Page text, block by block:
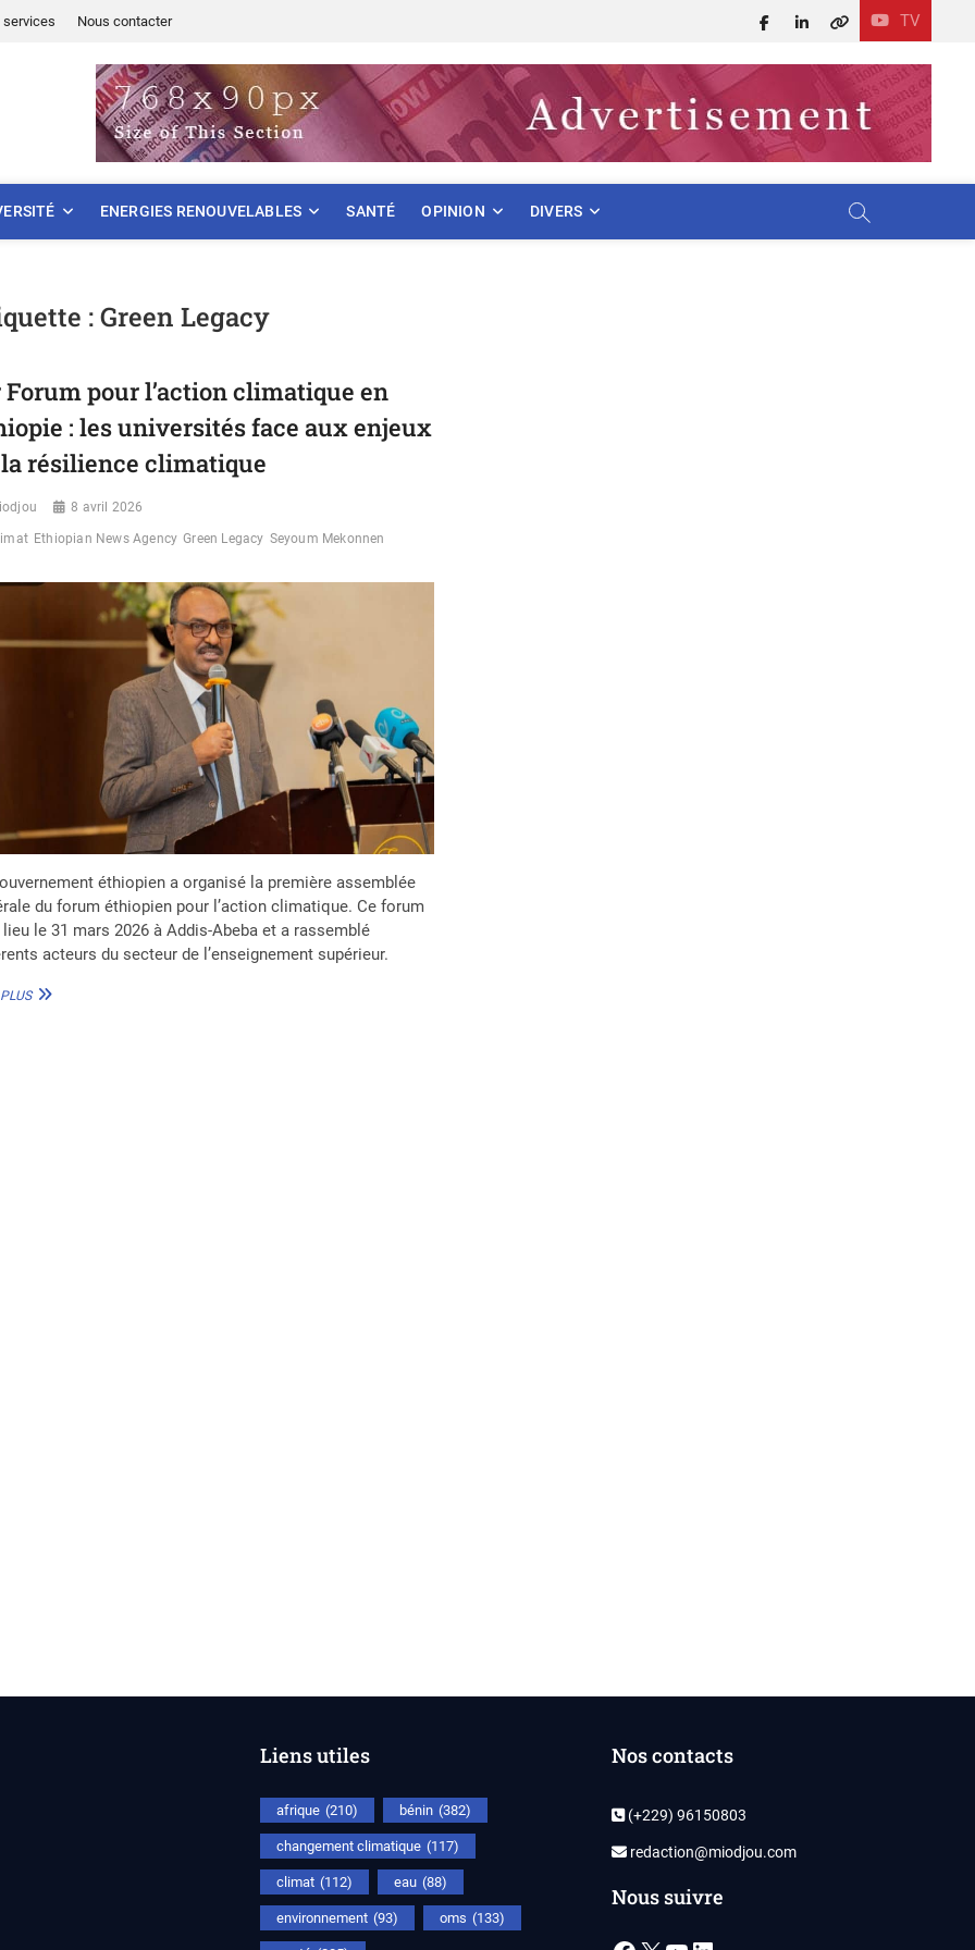
services Nous contacter TV
Facebook
LinkedIn
X
ENERGIES RENOUVELABLES SANTÉ OPINION DIVERS
:Green Legacy
Forum pour l’action climatique en
: les universités face aux enjeux
résilience climatique
8 avril 2026
Ethiopian News Agency Green Legacy Seyoum Mekonnen
éthiopien a organisé la première assemblée
du forum éthiopien pour l’action climatique. Ce forum
lieu le 31 mars 2026 à Addis-Abeba et a rassemblé
acteurs du secteur de l’enseignement supérieur.
1ER
Liens utiles
afrique (210) bénin (382)
changement climatique (117)
climat (112) eau (88)
environnement (93) oms (133)
Nos contacts
(+229) 96150803
redaction@miodjou.com
Nous suivre